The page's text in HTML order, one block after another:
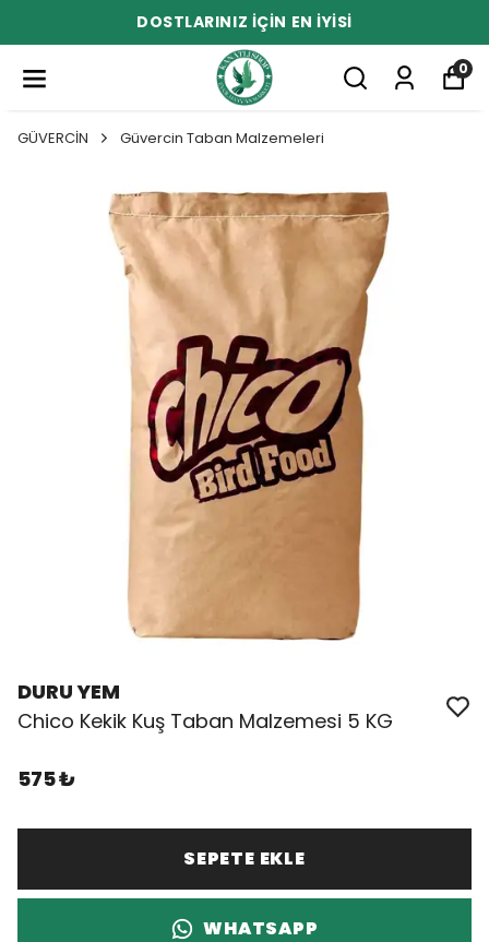
DOSTLARINIZ İÇİN EN İYİSİ
0
GÜVERCİN Güvercin Taban Malzemeleri
DURU YEM
Chico Kekik Kuş Taban Malzemesi 5 KG
575 ₺
SEPETE EKLE
WHATSAPP